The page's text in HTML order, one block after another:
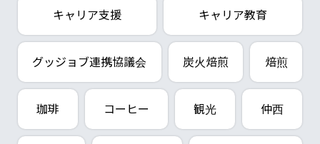
キャリア支援 キャリア教育
グッジョブ連携協議会 炭火焙煎 焙煎
珈琲 コーヒー 観光 仲西